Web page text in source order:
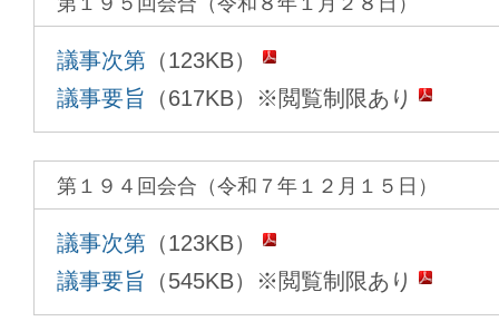
議事次第 （123KB）
議事要旨 （617KB）※閲覧制限あり
第１９４回会合（令和７年１２月１５日）
議事次第 （123KB）
議事要旨 （545KB）※閲覧制限あり